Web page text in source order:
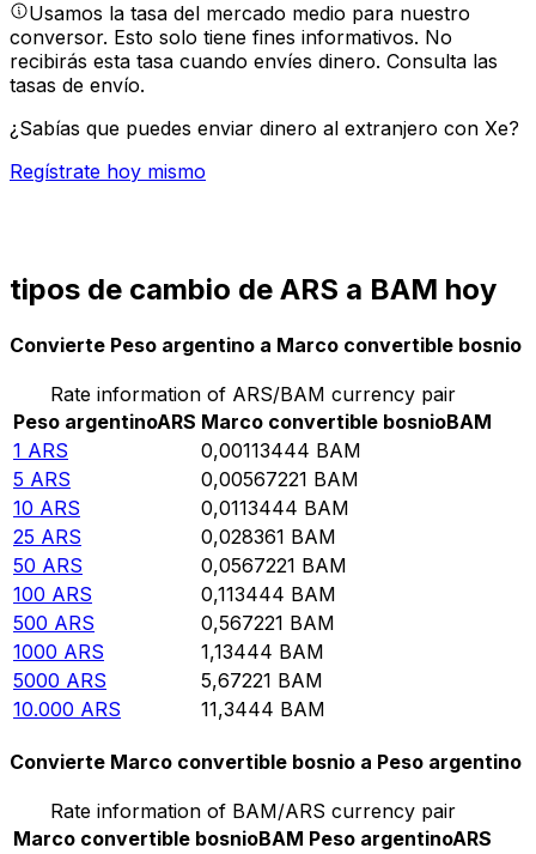
Usamos la tasa del mercado medio para nuestro
conversor. Esto solo tiene fines informativos. No
recibirás esta tasa cuando envíes dinero. Consulta las
tasas de envío.
¿Sabías que puedes enviar dinero al extranjero con Xe?
Regístrate hoy mismo
tipos de cambio de ARS a BAM hoy
Convierte Peso argentino a Marco convertible bosnio
Rate information of ARS/BAM currency pair
Peso argentinoARS Marco convertible bosnioBAM
1 ARS 0,00113444 BAM
5 ARS 0,00567221 BAM
10 ARS 0,0113444 BAM
25 ARS 0,028361 BAM
50 ARS 0,0567221 BAM
100 ARS 0,113444 BAM
500 ARS 0,567221 BAM
1000 ARS 1,13444 BAM
5000 ARS 5,67221 BAM
10.000 ARS 11,3444 BAM
Convierte Marco convertible bosnio a Peso argentino
Rate information of BAM/ARS currency pair
Marco convertible bosnioBAM Peso argentinoARS